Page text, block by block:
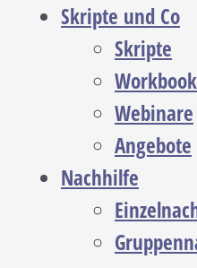
Skripte und Co
Skripte
Webinare
Angebote
Nachhilfe